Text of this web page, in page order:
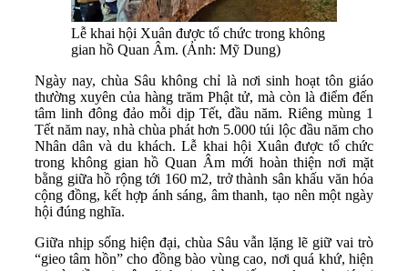
Lễ khai hội Xuân được tổ chức trong không
gian hồ Quan Âm. (Ảnh: Mỹ Dung)
Ngày nay, chùa Sâu không chỉ là nơi sinh hoạt tôn giáo
thường xuyên của hàng trăm Phật tử, mà còn là điểm đến
tâm linh đông đảo mỗi dịp Tết, đầu năm. Riêng mùng 1
Tết năm nay, nhà chùa phát hơn 5.000 túi lộc đầu năm cho
Nhân dân và du khách. Lễ khai hội Xuân được tổ chức
trong không gian hồ Quan Âm mới hoàn thiện nơi mặt
bằng giữa hồ rộng tới 160 m2, trở thành sân khấu văn hóa
cộng đồng, kết hợp ánh sáng, âm thanh, tạo nên một ngày
hội đúng nghĩa.
Giữa nhịp sống hiện đại, chùa Sâu vẫn lặng lẽ giữ vai trò
“gieo tâm hồn” cho đồng bào vùng cao, nơi quá khứ, hiện